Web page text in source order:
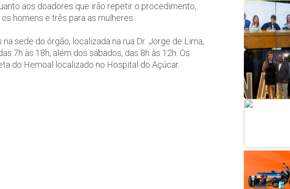
aos doadores que irão repetir o procedimento,
homens e três para as mulheres.
sede do órgão, localizada na rua Dr. Jorge de Lima,
7h às 18h, além dos sábados, das 8h às 12h. Os
do Hemoal localizado no Hospital do Açúcar.